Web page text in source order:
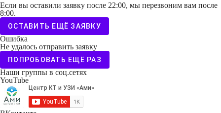
Если вы оставили заявку после 22:00, мы перезвоним вам после
8:00.
ОСТАВИТЬ ЕЩЁ ЗАЯВКУ
Ошибка
Не удалось отправить заявку
ПОПРОБОВАТЬ ЕЩЁ РАЗ
Наши группы в соц.сетях
YouTube